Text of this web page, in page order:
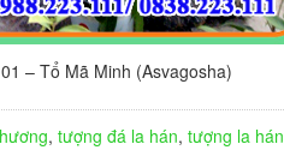
– Tổ Mã Minh (Asvagosha)
, tượng đá la hán, tượng la hán